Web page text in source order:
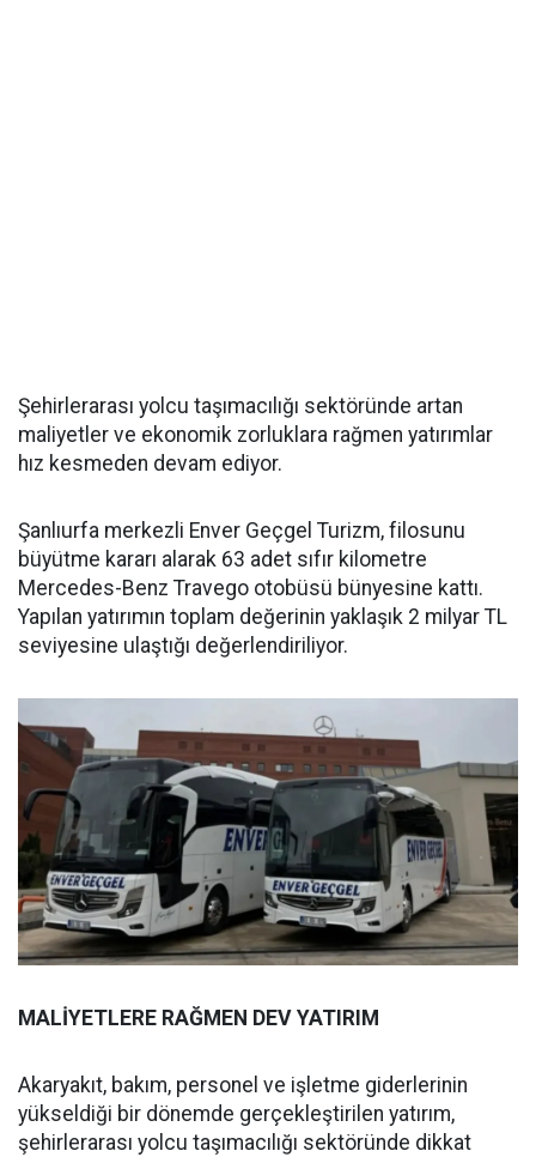
Şehirlerarası yolcu taşımacılığı sektöründe artan
maliyetler ve ekonomik zorluklara rağmen yatırımlar
hız kesmeden devam ediyor.
Şanlıurfa merkezli Enver Geçgel Turizm, filosunu
büyütme kararı alarak 63 adet sıfır kilometre
Mercedes-Benz Travego otobüsü bünyesine kattı.
Yapılan yatırımın toplam değerinin yaklaşık 2 milyar TL
seviyesine ulaştığı değerlendiriliyor.
MALİYETLERE RAĞMEN DEV YATIRIM
Akaryakıt, bakım, personel ve işletme giderlerinin
yükseldiği bir dönemde gerçekleştirilen yatırım,
şehirlerarası yolcu taşımacılığı sektöründe dikkat